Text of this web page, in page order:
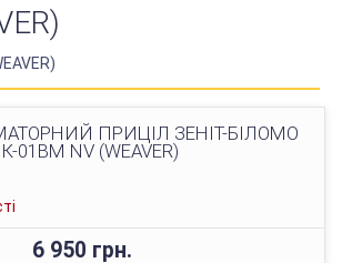
ПРИЦІЛ ЗЕНІТ-БІЛОМО
01ВМ NV (WEAVER)
6 950 грн.